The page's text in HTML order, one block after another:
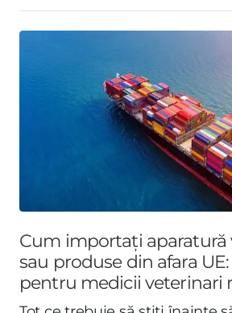
Cum importați aparatură
sau produse din afara
pentru medicii veterinari